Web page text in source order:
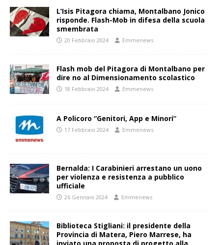
L’Isis Pitagora chiama, Montalbano Jonico
risponde. Flash-Mob in difesa della scuola
smembrata
20 Febbraio 2024 Emmenews
Flash mob del Pitagora di Montalbano per
dire no al Dimensionamento scolastico
18 Febbraio 2024 Emmenews
A Policoro “Genitori, App e Minori”
17 Febbraio 2024 Emmenews
Bernalda: I Carabinieri arrestano un uono
per violenza e resistenza a pubblico
ufficiale
26 Gennaio 2024 Emmenews
Biblioteca Stigliani: il presidente della
Provincia di Matera, Piero Marrese, ha